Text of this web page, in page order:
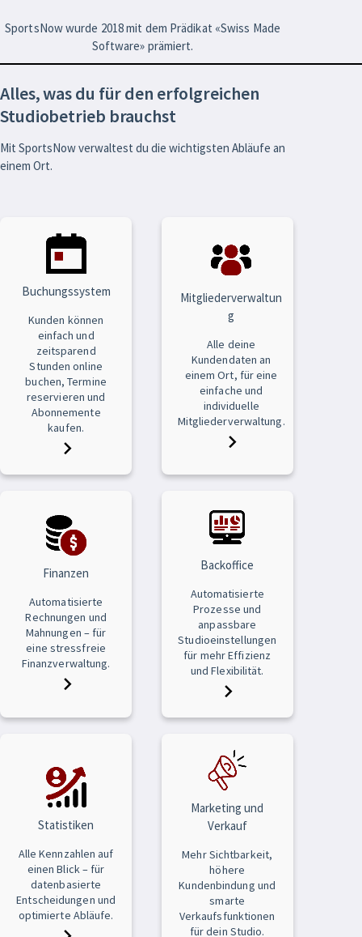
SportsNow wurde 2018 mit dem Prädikat «Swiss Made
Software» prämiert.
Alles, was du für den erfolgreichen
Studiobetrieb brauchst
Mit SportsNow verwaltest du die wichtigsten Abläufe an
einem Ort.
Buchungssystem
Kunden können
einfach und
zeitsparend
Stunden online
buchen, Termine
reservieren und
Abonnemente
kaufen.
Mitgliederverwaltun
g
Alle deine
Kundendaten an
einem Ort, für eine
einfache und
individuelle
Mitgliederverwaltung.
Finanzen
Automatisierte
Rechnungen und
Mahnungen – für
eine stressfreie
Finanzverwaltung.
Backoffice
Automatisierte
Prozesse und
anpassbare
Studioeinstellungen
für mehr Effizienz
und Flexibilität.
Statistiken
Alle Kennzahlen auf
einen Blick – für
datenbasierte
Entscheidungen und
optimierte Abläufe.
Marketing und
Verkauf
Mehr Sichtbarkeit,
höhere
Kundenbindung und
smarte
Verkaufsfunktionen
für dein Studio.